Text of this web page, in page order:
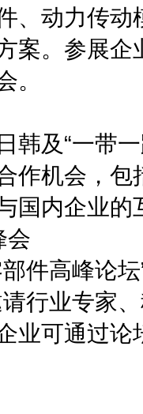
、动力传
案。参展
。
韩及“一带
作机会，
国内企业
会
件高峰论
行业专家
业可通过